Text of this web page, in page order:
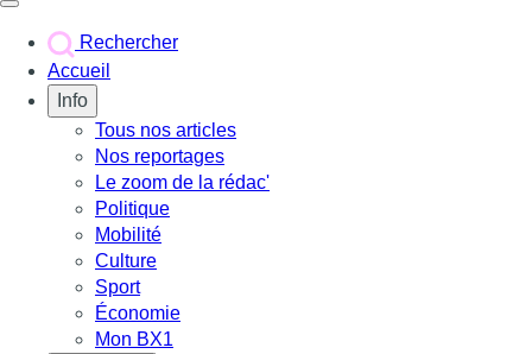
Rechercher
Accueil
Info
Tous nos articles
Nos reportages
Le zoom de la rédac'
Politique
Mobilité
Culture
Sport
Économie
Mon BX1